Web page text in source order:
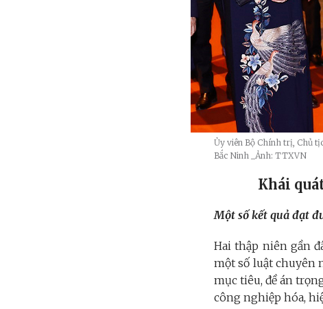
Ủy viên Bộ Chính trị, Chủ
Bắc Ninh
_Ảnh: TTXVN
Khái
Một số kết quả đạt
Hai thập niên gần
một số luật chuyên
mục tiêu, đề án
công nghiệp hóa,